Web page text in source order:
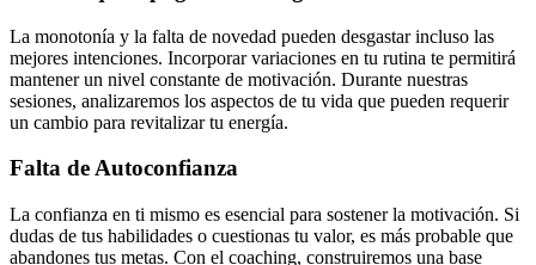
La monotonía y la falta de novedad pueden desgastar incluso las
mejores intenciones. Incorporar variaciones en tu rutina te permitirá
mantener un nivel constante de motivación. Durante nuestras
sesiones, analizaremos los aspectos de tu vida que pueden requerir
un cambio para revitalizar tu energía.
Falta de Autoconfianza
La confianza en ti mismo es esencial para sostener la motivación. Si
dudas de tus habilidades o cuestionas tu valor, es más probable que
abandones tus metas. Con el coaching, construiremos una base